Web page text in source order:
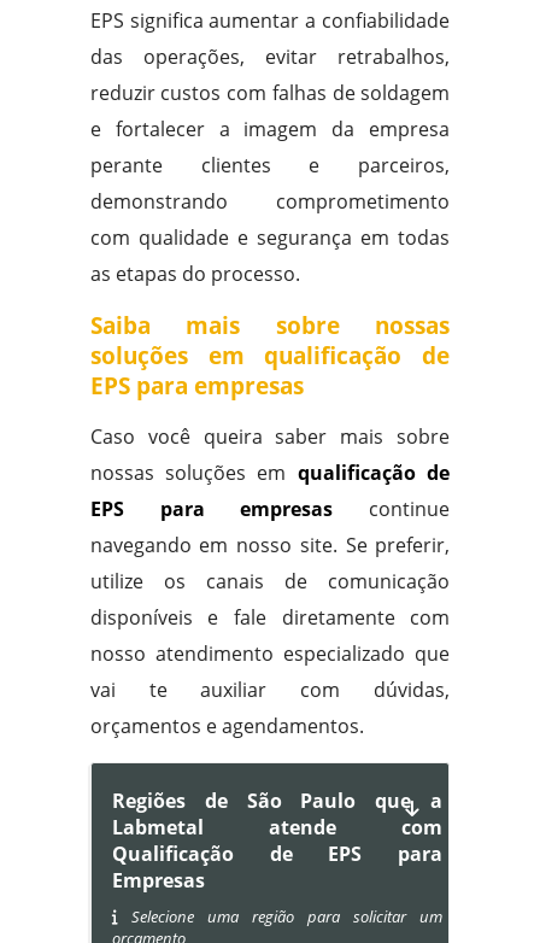
EPS significa aumentar a confiabilidade
das operações, evitar retrabalhos,
reduzir custos com falhas de soldagem
e fortalecer a imagem da empresa
perante clientes e parceiros,
demonstrando comprometimento
com qualidade e segurança em todas
as etapas do processo.
Saiba mais sobre nossas
soluções em qualificação de
EPS para empresas
Caso você queira saber mais sobre
nossas soluções em qualificação de
EPS para empresas continue
navegando em nosso site. Se preferir,
utilize os canais de comunicação
disponíveis e fale diretamente com
nosso atendimento especializado que
vai te auxiliar com dúvidas,
orçamentos e agendamentos.
Regiões de São Paulo que a
Labmetal atende com
Qualificação de EPS para
Empresas
Selecione uma região para solicitar um
orçamento